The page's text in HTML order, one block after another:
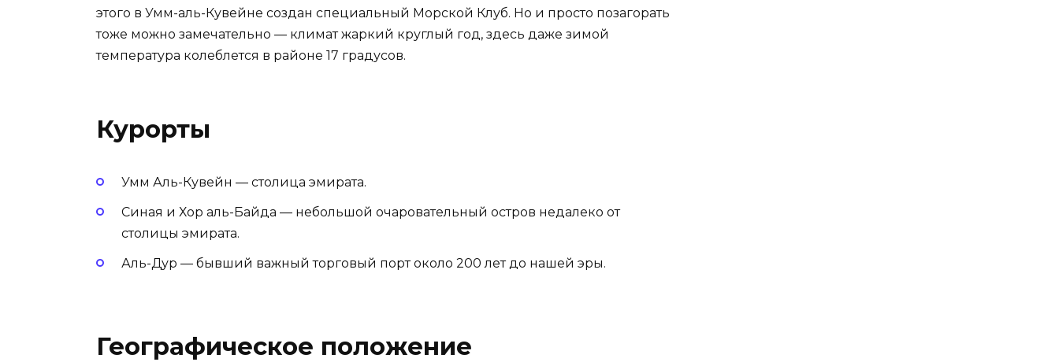
этого в Умм-аль-Кувейне создан специальный Морской Клуб. Но и просто позагорать
тоже можно замечательно — климат жаркий круглый год, здесь даже зимой
температура колеблется в районе 17 градусов.
Курорты
Умм Аль-Кувейн — столица эмирата.
Синая и Хор аль-Байда — небольшой очаровательный остров недалеко от
столицы эмирата.
Аль-Дур — бывший важный торговый порт около 200 лет до нашей эры.
Географическое положение